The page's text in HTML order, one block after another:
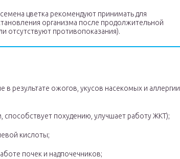
цветка рекомендуют принимать для
организма после продолжительной
отсутствуют противопоказания).
в результате ожогов, укусов насекомых и аллергии
похудению, улучшает работу ЖКТ);
кислоты;
почек и надпочечников;